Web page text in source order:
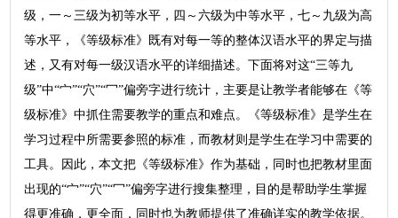
级，一～三级为初等水平，四～六级为中等水平，七～九级为高
等水平，《等级标准》既有对每一等的整体汉语水平的界定与描
述，又有对每一级汉语水平的详细描述。下面将对这“三等九
级”中“宀”“穴”“冖”偏旁字进行统计，主要是让教学者能够在《等
级标准》中抓住需要教学的重点和难点。《等级标准》是学生在
学习过程中所需要参照的标准，而教材则是学生在学习中需要的
工具。因此，本文把《等级标准》作为基础，同时也把教材里面
出现的“宀”“穴”“冖”偏旁字进行搜集整理，目的是帮助学生掌握
得更准确，更全面，同时也为教师提供了准确详实的教学依据。